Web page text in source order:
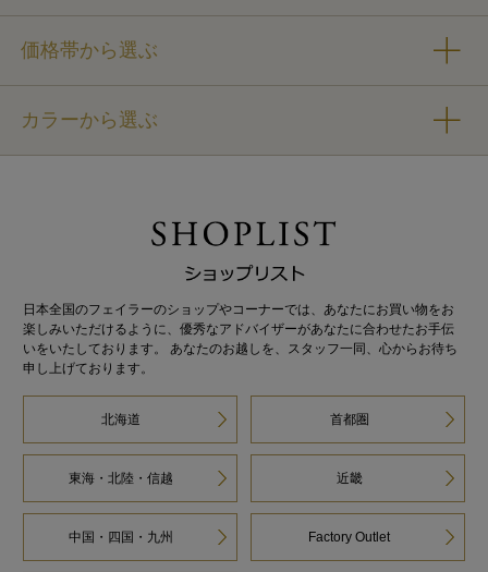
価格帯から選ぶ
カラーから選ぶ
日本全国のフェイラーのショップやコーナーでは、あなたにお買い物をお
楽しみいただけるように、優秀なアドバイザーがあなたに合わせたお手伝
いをいたしております。 あなたのお越しを、スタッフ一同、心からお待ち
申し上げております。
北海道 首都圏
東海・北陸・信越 近畿
中国・四国・九州 Factory Outlet